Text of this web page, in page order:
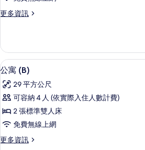
A)
的
相
片
更多資訊
更
(Studio
A)
的
情
顯
示
公
寓
(B)
的
所
公寓 (B)
12
公寓 (B)
29 平方公尺
可容納 4 人 (依實際入住人數計費)
2 張標準雙人床
免費無線上網
更多資訊
更